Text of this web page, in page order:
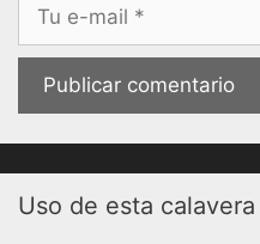
electrónico
Uso de esta calavera